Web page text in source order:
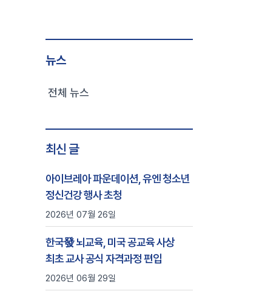
뉴스
전체 뉴스
최신 글
아이브레아 파운데이션, 유엔 청소년
정신건강 행사 초청
2026년 07월 26일
한국發 뇌교육, 미국 공교육 사상
최초 교사 공식 자격과정 편입
2026년 06월 29일